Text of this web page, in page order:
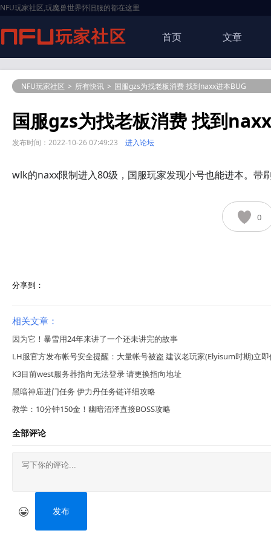
NFU玩家社区,玩魔兽世界怀旧服的都在这里
首页 文章
NFU玩家社区 > 所有快讯 > 国服gzs为找老板消费 找到naxx进本BUG
国服gzs为找老板消费 找到
发布时间：2022-10-26 07:49:23 进入论坛
wlk的naxx限制进入80级，国服玩家发现小号也能进本。带
0
分享到：
相关文章：
因为它！暴雪用24年来讲了一个还未讲完的故事
LH服官方发布帐号安全提醒：大量帐号被盗 建议老玩家(Elyisum时期)立
K3目前west服务器指向无法登录 请更换指向地址
黑暗神庙进门任务 伊力丹任务链详细攻略
教学：10分钟150金！幽暗沼泽直接BOSS攻略
全部评论
发布